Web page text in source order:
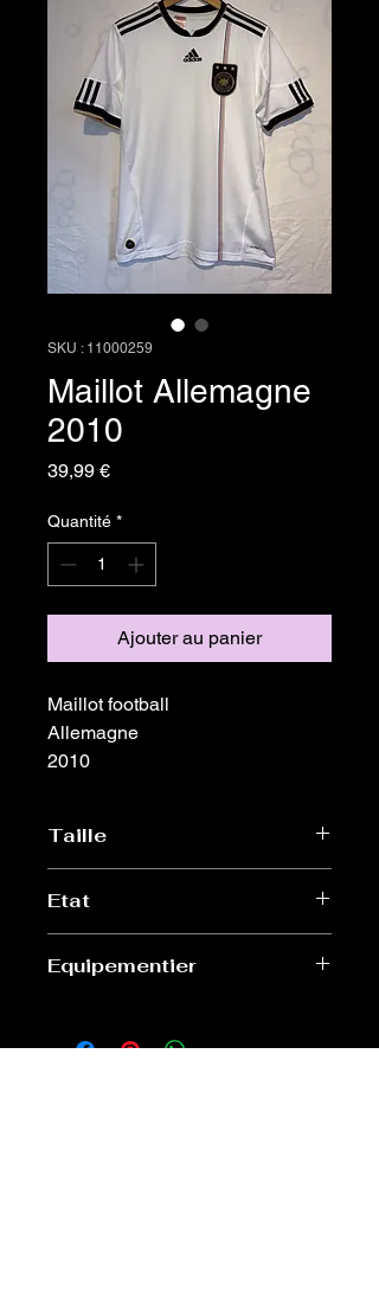
SKU : 11000259
Maillot Allemagne
2010
39,99 €Prix
Quantité *
Ajouter au panier
Maillot football
Allemagne
2010
Taille
Etat
Equipementier